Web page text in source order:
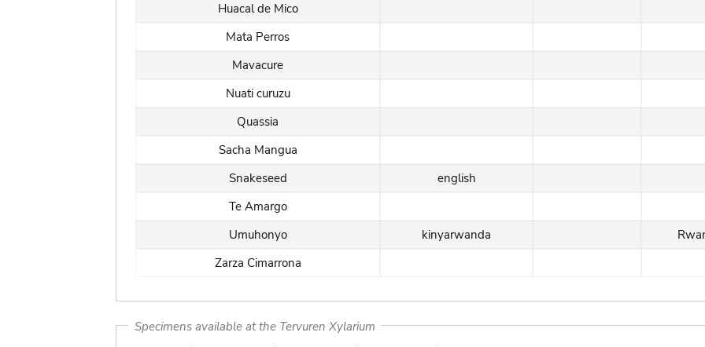
Huacal de Mico
Mata Perros
Mavacure
Nuati curuzu
Quassia
Sacha Mangua
Snakeseed
english
Te Amargo
Umuhonyo
kinyarwanda
Zarza Cimarrona
Specimens available at the Tervuren Xylarium